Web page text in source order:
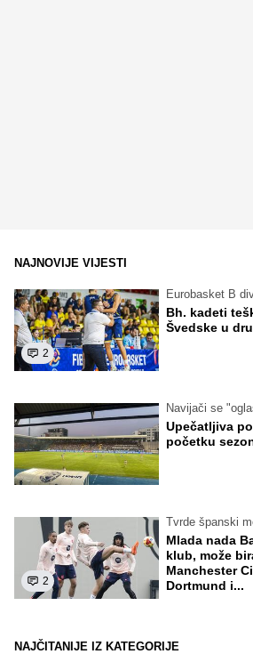
NAJNOVIJE VIJESTI
2
Eurobasket B
Bh. kadeti
Švedske u
Navijači se
Upečatljiva
početku
2
Tvrde španski
Mlada nada
klub, može
Manchester
Dortmund i...
NAJČITANIJE IZ KATEGORIJE